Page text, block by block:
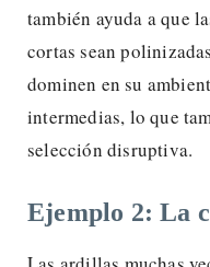
también ayuda a que
cortas sean
dominen en su
intermedias, lo que
selección disruptiva.
Ejemplo 2: La